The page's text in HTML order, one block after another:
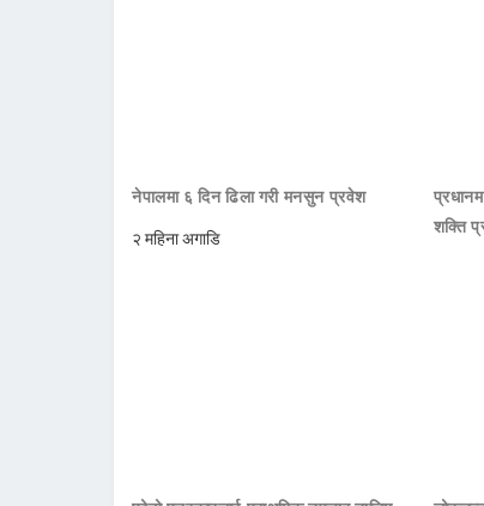
नेपालमा ६ दिन ढिला गरी मनसुन प्रवेश
२ महिना अगाडि
शक्ति